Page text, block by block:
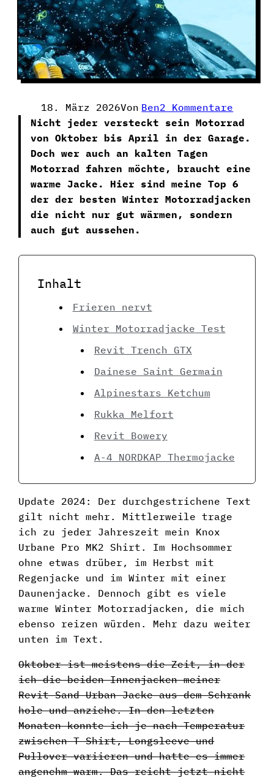
18. März 2026Von Ben2 Kommentare
Die
6
Winter
Für
Nicht jeder versteckt sein Motorrad
von Oktober bis April in der Garage.
Doch wer auch an kalten Tagen
Motorrad fahren möchte, braucht eine
warme Jacke. Hier sind meine Top 6
der der besten Winter Motorradjacken
die nicht nur gut wärmen, sondern
auch gut aussehen.
Inhalt
Frieren nervt
Winter Motorradjacke Test
Revit Trench GTX
Dainese Saint Germain
Alpinestars Ketchum
Rukka Melfort
Revit Bowery
A-4 NORDKAP Thermojacke
Update 2024: Der durchgestrichene Text
gilt nicht mehr. Mittlerweile trage
ich zu jeder Jahreszeit mein Knox
Urbane Pro MK2 Shirt. Im Hochsommer
ohne etwas drüber, im Herbst mit
Regenjacke und im Winter mit einer
Daunenjacke. Dennoch gibt es viele
warme Winter Motorradjacken, die mich
ebenso reizen würden. Mehr dazu weiter
unten im Text.
Oktober ist meistens die Zeit, in der
ich die beiden Innenjacken meiner
Revit Sand Urban Jacke aus dem Schrank
hole und anziehe. In den letzten
Monaten konnte ich je nach Temperatur
zwischen T-Shirt, Longsleeve und
Pullover variieren und hatte es immer
angenehm warm. Das reicht jetzt nicht